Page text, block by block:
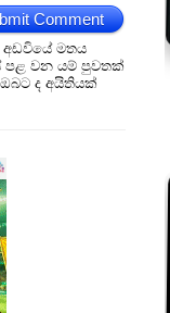
Comment
අඩවියේ මතය
පළ වන යම් පුවතක්
ද අයිතියක්